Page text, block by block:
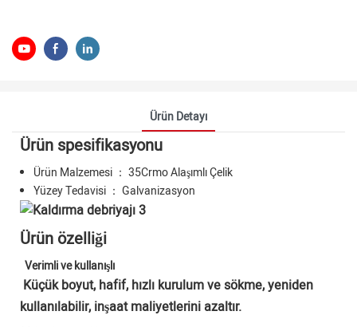
Ürün Detayı
Ürün spesifikasyonu
Ürün Malzemesi ： 35Crmo Alaşımlı Çelik
Yüzey Tedavisi ： Galvanizasyon
Ürün özelliği
Verimli ve kullanışlı
Küçük boyut, hafif, hızlı kurulum ve sökme, yeniden
kullanılabilir, inşaat maliyetlerini azaltır.